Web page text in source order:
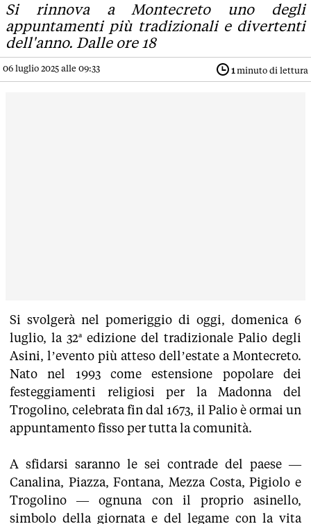
Si rinnova a Montecreto uno degli
appuntamenti più tradizionali e divertenti
dell'anno. Dalle ore 18
06 luglio 2025 alle 09:33 1minuto di lettura
Si svolgerà nel pomeriggio di oggi, domenica 6
luglio, la 32ª edizione del tradizionale Palio degli
Asini, l’evento più atteso dell’estate a Montecreto.
Nato nel 1993 come estensione popolare dei
festeggiamenti religiosi per la Madonna del
Trogolino, celebrata fin dal 1673, il Palio è ormai un
appuntamento fisso per tutta la comunità.
A sfidarsi saranno le sei contrade del paese —
Canalina, Piazza, Fontana, Mezza Costa, Pigiolo e
Trogolino — ognuna con il proprio asinello,
simbolo della giornata e del legame con la vita